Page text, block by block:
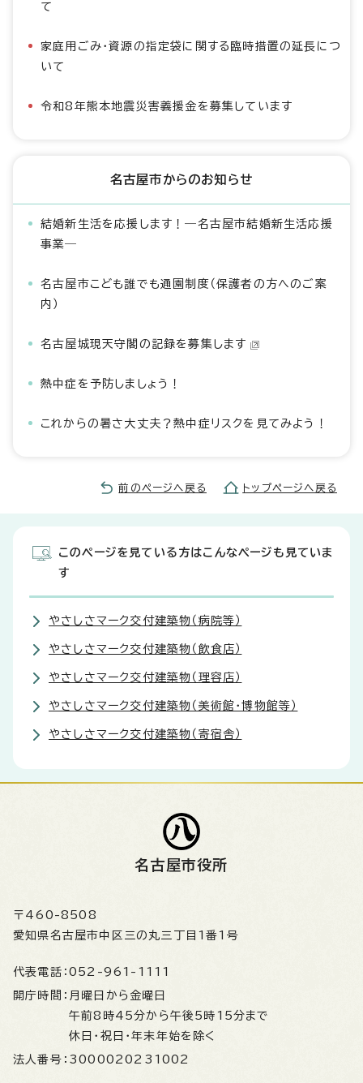
て
家庭用ごみ・資源の指定袋に関する臨時措置の延長につ
いて
令和8年熊本地震災害義援金を募集しています
名古屋市からのお知らせ
結婚新生活を応援します！―名古屋市結婚新生活応援
事業―
名古屋市こども誰でも通園制度（保護者の方へのご案
内）
名古屋城現天守閣の記録を募集します
熱中症を予防しましょう！
これからの暑さ大丈夫？熱中症リスクを見てみよう！
前のページへ戻る トップページへ戻る
このページを見ている方はこんなページも見ていま
す
やさしさマーク交付建築物（病院等）
やさしさマーク交付建築物（飲食店）
やさしさマーク交付建築物（理容店）
やさしさマーク交付建築物（美術館・博物館等）
やさしさマーク交付建築物（寄宿舎）
名古屋市役所
〒460-8508
愛知県名古屋市中区三の丸三丁目1番1号
代表電話： 052-961-1111
開庁時間： 月曜日から金曜日
午前8時45分から午後5時15分まで
休日・祝日・年末年始を除く
法人番号： 3000020231002